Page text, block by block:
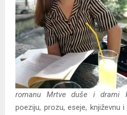
romanu Mrtve duše i drami
poeziju, prozu, eseje, književnu